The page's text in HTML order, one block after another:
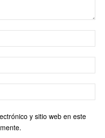
y sitio web en este